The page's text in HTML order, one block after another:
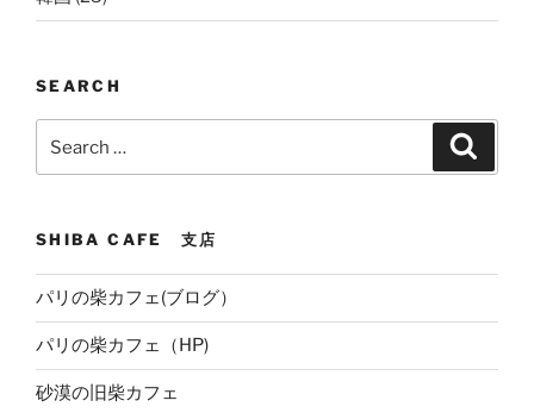
SEARCH
for:
SHIBA CAFE 支店
パリの柴カフェ(ブログ）
パリの柴カフェ（HP)
砂漠の旧柴カフェ